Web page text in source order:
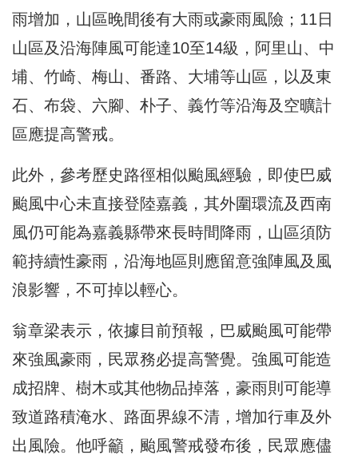
雨增加，山區晚間後有大雨或豪雨風險；11日
山區及沿海陣風可能達10至14級，阿里山、中
埔、竹崎、梅山、番路、大埔等山區，以及東
石、布袋、六腳、朴子、義竹等沿海及空曠計
區應提高警戒。
此外，參考歷史路徑相似颱風經驗，即使巴威
颱風中心未直接登陸嘉義，其外圍環流及西南
風仍可能為嘉義縣帶來長時間降雨，山區須防
範持續性豪雨，沿海地區則應留意強陣風及風
浪影響，不可掉以輕心。
翁章梁表示，依據目前預報，巴威颱風可能帶
來強風豪雨，民眾務必提高警覺。強風可能造
成招牌、樹木或其他物品掉落，豪雨則可能導
致道路積淹水、路面界線不清，增加行車及外
出風險。他呼籲，颱風警戒發布後，民眾應儘